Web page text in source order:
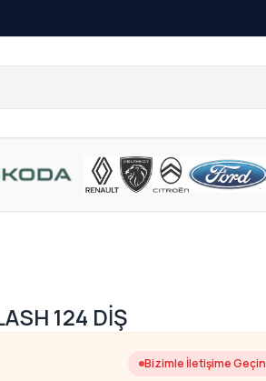
124 DİŞ
Bizimle İletişime Geçin